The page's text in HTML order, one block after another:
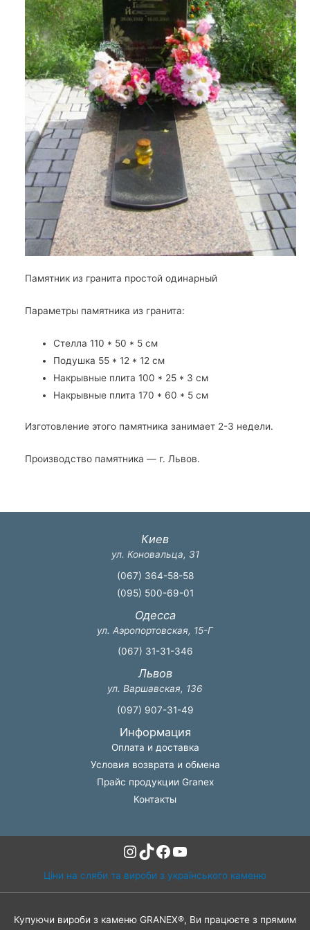
Памятник из гранита простой одинарный
Параметры памятника из гранита:
Стелла 110 * 50 * 5 см
Подушка 55 * 12 * 12 см
Накрывные плита 100 * 25 * 3 см
Накрывные плита 170 * 60 * 5 см
Изготовление этого памятника занимает 2-3 недели.
Производство памятника — г. Львов.
Киев
ул. Коновальца, 31
(067) 364-58-58
(095) 500-69-01
Одесса
ул. Аэропортовская, 15-Г
(067) 31-31-346
Львов
ул. Варшавская, 136
(097) 907-31-49
Информация
Оплата и доставка
Условия возврата и обмена
Прайс продукции Granex
Контакты
Instagram
TikTok
Facebook
YouTube
Ціни на сляби та вироби з українського каменю
Купуючи вироби з каменю GRANEX®, Ви працюєте з прямим